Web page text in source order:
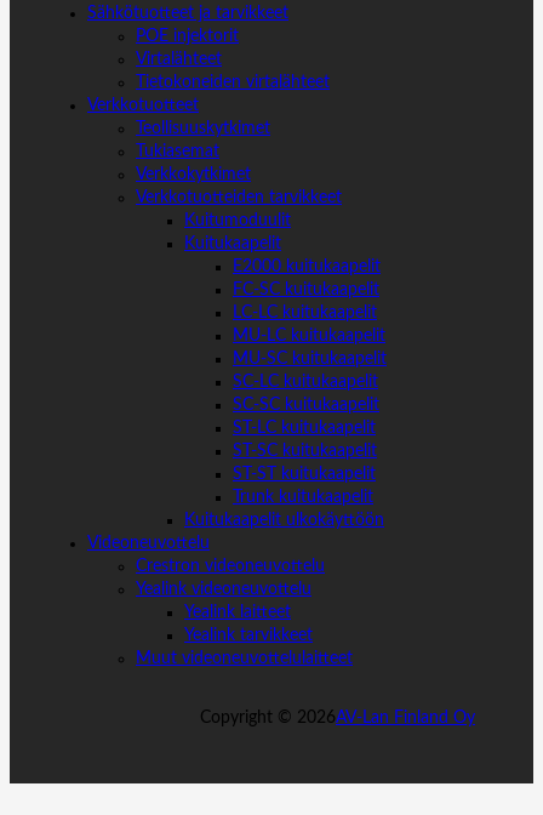
Sähkötuotteet ja tarvikkeet
POE injektorit
Virtalähteet
Tietokoneiden virtalähteet
Verkkotuotteet
Teollisuuskytkimet
Tukiasemat
Verkkokytkimet
Verkkotuotteiden tarvikkeet
Kuitumoduulit
Kuitukaapelit
E2000 kuitukaapelit
FC-SC kuitukaapelit
LC-LC kuitukaapelit
MU-LC kuitukaapelit
MU-SC kuitukaapelit
SC-LC kuitukaapelit
SC-SC kuitukaapelit
ST-LC kuitukaapelit
ST-SC kuitukaapelit
ST-ST kuitukaapelit
Trunk kuitukaapelit
Kuitukaapelit ulkokäyttöön
Videoneuvottelu
Crestron videoneuvottelu
Yealink videoneuvottelu
Yealink laitteet
Yealink tarvikkeet
Muut videoneuvottelulaitteet
Copyright © 2026AV-Lan Finland Oy